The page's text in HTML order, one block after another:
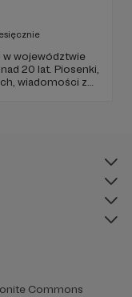
w województwie
20 lat. Piosenki,
wiadomości z
Commons